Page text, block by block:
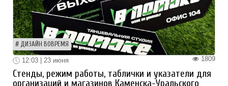
ДИЗАЙН ВОВРЕМЯ
1809
12:03 | 23 июня
Стенды, режим работы, таблички и указатели для
организаций и магазинов Каменска-Уральского